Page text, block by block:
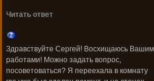
Читать ответ
Здравствуйте Сергей! Восхищаюсь
работами! Можно задать вопрос,
посоветоваться? Я переехала в комнату